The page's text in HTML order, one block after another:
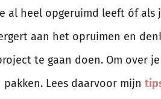
al heel opgeruimd leeft óf
aan het opruimen en
te gaan doen. Om
Lees daarvoor mijn